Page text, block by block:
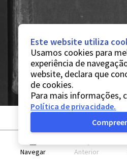
Navegar Anterior
Este website utiliza
Usamos cookies para
experiência de
website, declara que
de cookies.
Para mais informações,
Política de privacidade.